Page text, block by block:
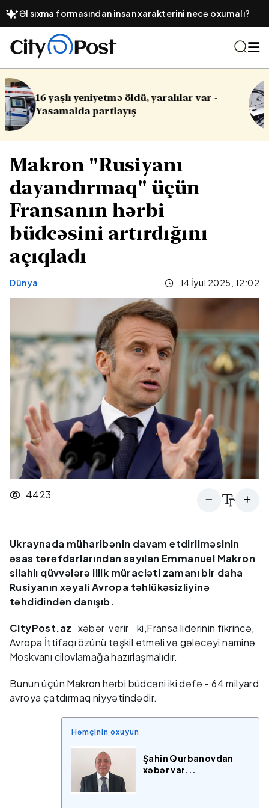
Əl sıxma formasından insan xarakterini necə oxumalı?
var -
Cinayət işləri ilə bağlı vacib
Makron "Rusiyanı
dayandırmaq" üçün
Fransanın hərbi
büdcəsini artırdığını
açıqladı
Dünya 14 İyul 2025, 12:02
4423
Ukraynada müharibənin davam etdirilməsinin
əsas tərəfdarlarından sayılan Emmanuel Makron
silahlı qüvvələrə illik müraciəti zamanı bir daha
Rusiyanın xəyali Avropa təhlükəsizliyinə
təhdidindən danışıb.
CityPost.az xəbər verir ki,Fransa liderinin fikrincə,
Avropa İttifaqı özünü təşkil etməli və gələcəyi naminə
Moskvanı cilovlamağa hazırlaşmalıdır.
Bunun üçün Makron hərbi büdcəni iki dəfə - 64 milyard
avroya çatdırmaq niyyətindədir.
Həmçinin oxuyun
Şahin Qurbanovdan
xəbər var...